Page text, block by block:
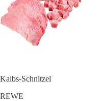
Kalbs-Schnitzel
REWE